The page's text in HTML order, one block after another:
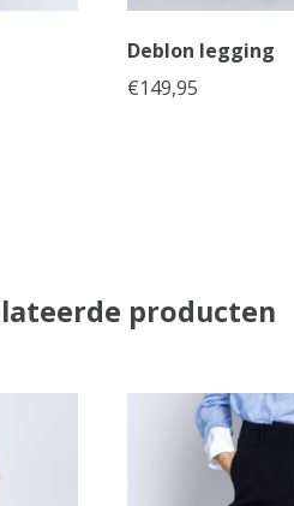
Deblon legging
€149,95
producten